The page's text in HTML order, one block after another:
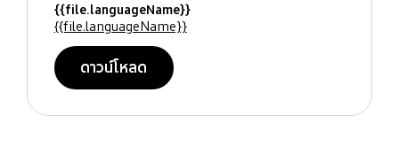
{{file.languageName}}
{{file.languageName}}
ดาวน์โหลด